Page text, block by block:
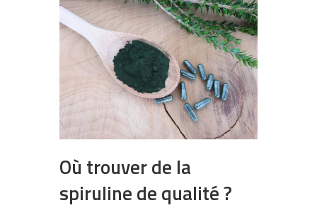
Où trouver de la
spiruline de qualité ?